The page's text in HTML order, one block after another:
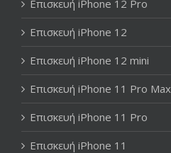
Επισκευή iPhone 12 Pro
Επισκευή iPhone 12
Επισκευή iPhone 12 mini
Επισκευή iPhone 11 Pro Max
Επισκευή iPhone 11 Pro
Επισκευή iPhone 11